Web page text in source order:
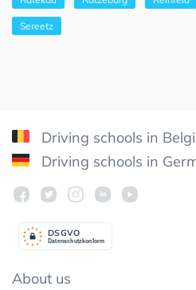
Sereetz
Driving schools in
Driving schools in
Datenschutzkonform
DSGVO
About us